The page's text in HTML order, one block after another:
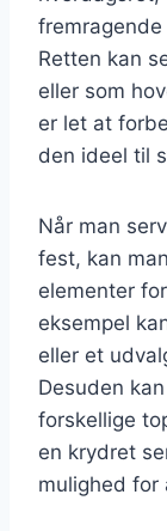
Retten kan
eller som
er let at
den ideel til
Når man
fest, kan
elementer
eksempel
eller et
Desuden
forskellige
en krydret
mulighed for